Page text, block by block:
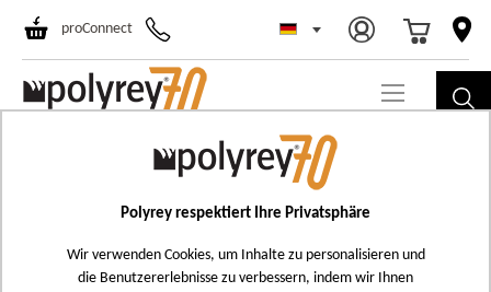
Polyrey respektiert Ihre Privatsphäre
Wir verwenden Cookies, um Inhalte zu personalisieren und
die Benutzererlebnisse zu verbessern, indem wir Ihnen
proConnect
Select Store
Rose Indien
Add
to
Wish